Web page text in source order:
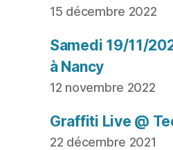
15 décembre 2022
Samedi 19/11/
à Nancy
12 novembre 2022
Graffiti Live @
22 décembre 2021